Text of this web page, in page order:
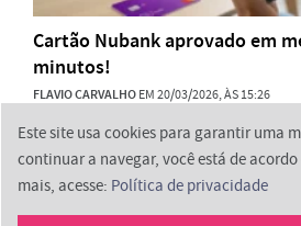
Cartão Nubank aprovado em
minutos!
FLAVIO CARVALHOEM 20/03/2026, ÀS 15:26
2026 ©
Este site usa cookies para garantir uma
continuar a navegar, você está de
mais, acesse: Política de privacidade